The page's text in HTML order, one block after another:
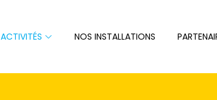
ACTIVITÉS NOS INSTALLATIONS